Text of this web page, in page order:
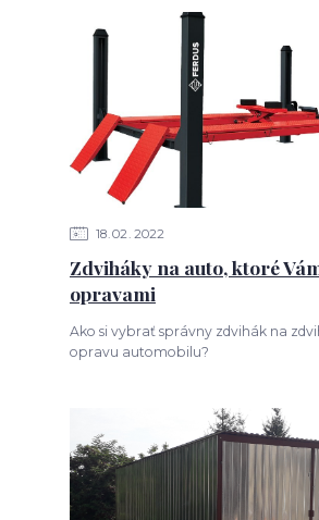
18 02 2022
Zdviháky na auto, ktoré
opravami
Ako si vybrať správny zdvihák na
opravu automobilu?